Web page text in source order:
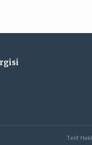
Telif